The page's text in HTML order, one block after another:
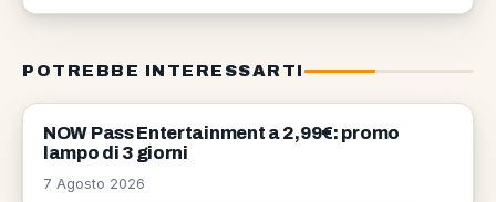
POTREBBE INTERESSARTI
OFFERTE
NOW Pass Entertainment a 2,99€: promo
lampo di 3 giorni
7 Agosto 2026